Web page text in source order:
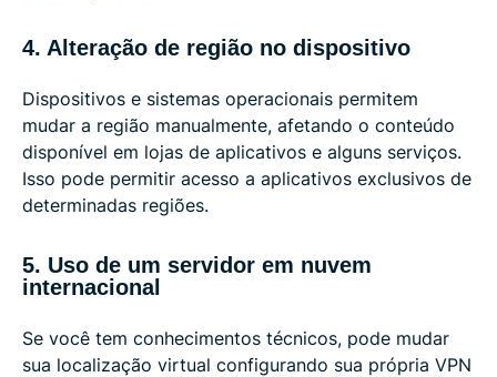
4. Alteração de região no dispositivo
Dispositivos e sistemas operacionais permitem
mudar a região manualmente, afetando o conteúdo
disponível em lojas de aplicativos e alguns serviços.
Isso pode permitir acesso a aplicativos exclusivos de
determinadas regiões.
5. Uso de um servidor em nuvem
internacional
Se você tem conhecimentos técnicos, pode mudar
sua localização virtual configurando sua própria VPN